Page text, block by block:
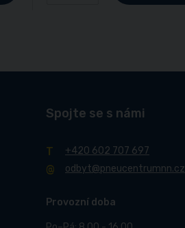
Spojte se s námi
+420 602 707 697
odbyt@pneucentrumnn.cz
Provozní doba